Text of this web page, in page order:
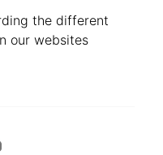
the different
our websites